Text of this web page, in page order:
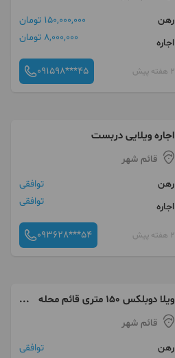
رهن
150,000,000 تومان
اجاره
8,000,000 تومان
2 هفته پیش 091598***45
اجاره ویلایی دربست
قائم شهر
رهن
توافقی
اجاره
توافقی
2 هفته پیش 093628***54
ویلا دوبلکس ۱۵۰ متری قائم محله
/ مبینقائم شهر
رهن
توافقی